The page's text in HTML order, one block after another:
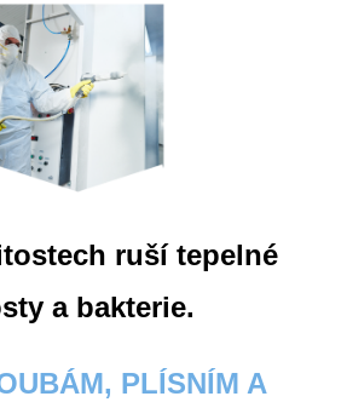
ruší tepelné
a bakterie.
PLÍSNÍM A